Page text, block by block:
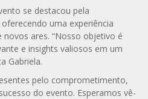
se destacou pela
uma experiência
ares. “Nosso objetivo é
e insights valiosos em um
Gabriela.
pelo comprometimento,
do evento. Esperamos vê-